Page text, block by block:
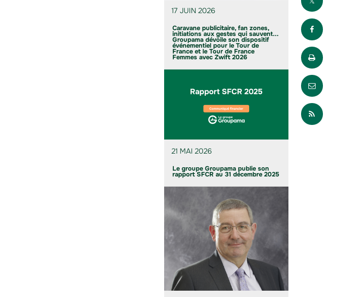
17 JUIN 2026
Caravane publicitaire, fan zones,
initiations aux gestes qui sauvent...
Groupama dévoile son dispositif
événementiel pour le Tour de
France et le Tour de France
Femmes avec Zwift 2026
21 MAI 2026
Le groupe Groupama publie son
rapport SFCR au 31 décembre 2025